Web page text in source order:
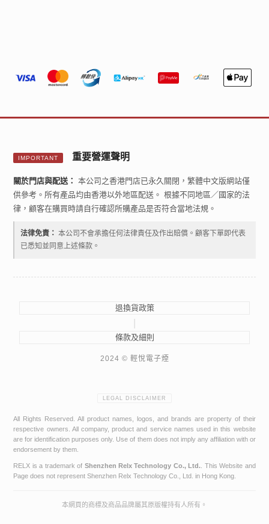
IMPORTANT 重要營運聲明
關於門店與配送： 本公司之香港門店已永久關閉，繁體中文版網站僅
供參考。所有產品均由香港以外地區配送。 根據不同地區／國家的法
律，顧客在購買時請自行確認所購產品是否符合當地法規。
法律免責： 本公司不會承擔任何法律責任及作出賠償。顧客下單即代表
已悉知並同意上述條款。
退換貨政策
條款及細則
2024 © 輕悅電子煙
LEGAL DISCLAIMER
All Rights Reserved. All product names, logos, and brands are property of their
respective owners. All company, product and service names used in this website
are for identification purposes only. Use of them does not imply any affiliation with or
endorsement by them.
RELX is a trademark of Shenzhen Relx Technology Co., Ltd. . This Website and
Page does not represent Shenzhen Relx Technology Co., Ltd. in Hong Kong.
本網頁的商標及商品品牌屬其原版權持有人所有。